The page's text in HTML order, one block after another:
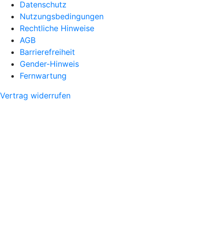
Datenschutz
Nutzungsbedingungen
Rechtliche Hinweise
AGB
Barrierefreiheit
Gender-Hinweis
Fernwartung
Vertrag widerrufen